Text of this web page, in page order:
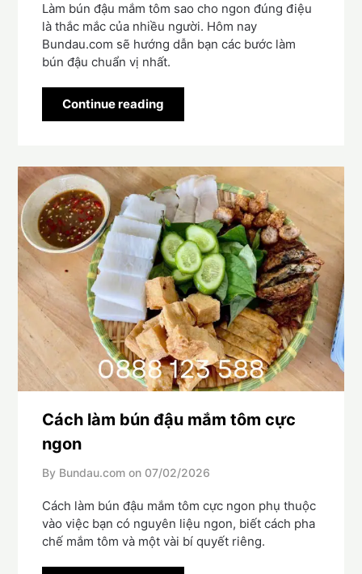
Làm bún đậu mắm tôm sao cho ngon đúng điệu
là thắc mắc của nhiều người. Hôm nay
Bundau.com sẽ hướng dẫn bạn các bước làm
bún đậu chuẩn vị nhất.
Continue reading
Cách làm bún đậu mắm tôm cực
ngon
By Bundau.com on 07/02/2026
Cách làm bún đậu mắm tôm cực ngon phụ thuộc
vào việc bạn có nguyên liệu ngon, biết cách pha
chế mắm tôm và một vài bí quyết riêng.